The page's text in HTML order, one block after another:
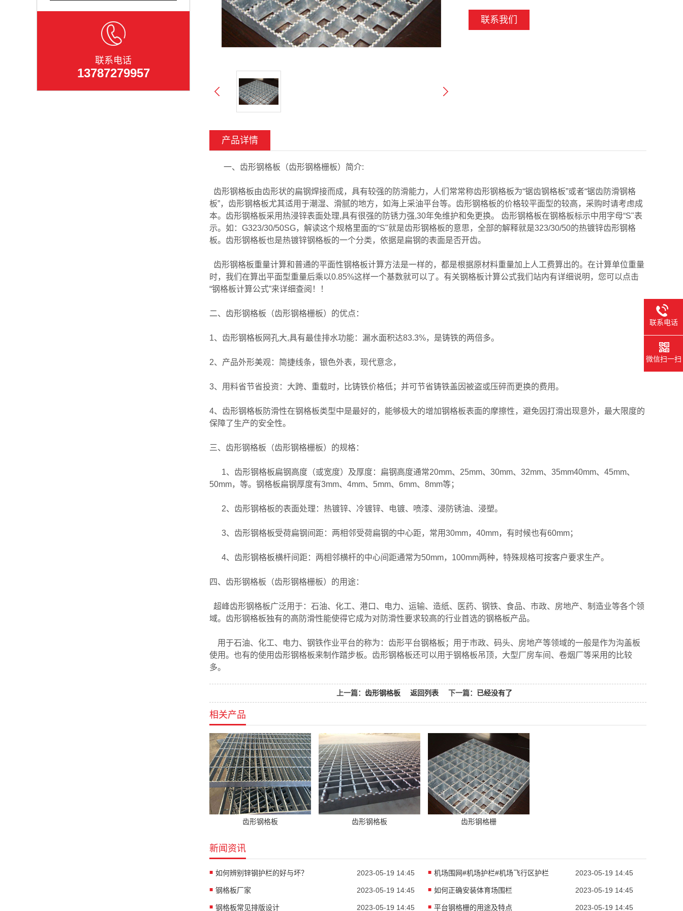
联系电话
13787279957
联系我们
产品详情
一、齿形钢格板（齿形钢格栅板）简介:
齿形钢格板由齿形状的扁钢焊接而成，具有较强的防滑能力，人们常常称齿形钢格板为“锯齿钢格板”或者“锯齿防滑钢格
板”，齿形钢格板尤其适用于潮湿、滑腻的地方，如海上采油平台等。齿形钢格板的价格较平面型的较高，采购时请考虑成
本。齿形钢格板采用热浸锌表面处理,具有很强的防锈力强,30年免维护和免更换。 齿形钢格板在钢格板标示中用字母“S"表
示。如：G323/30/50SG，解读这个规格里面的“S"就是齿形钢格板的意思，全部的解释就是323/30/50的热镀锌齿形钢格
板。齿形钢格板也是热镀锌钢格板的一个分类，依据是扁钢的表面是否开齿。
齿形钢格板重量计算和普通的平面性钢格板计算方法是一样的，都是根据原材料重量加上人工费算出的。在计算单位重量
时，我们在算出平面型重量后乘以0.85%这样一个基数就可以了。有关钢格板计算公式我们站内有详细说明，您可以点击
“钢格板计算公式”来详细查阅！！
二、齿形钢格板（齿形钢格栅板）的优点：
1、齿形钢格板网孔大,具有最佳排水功能：漏水面积达83.3%，是铸铁的两倍多。
2、产品外形美观：简捷线条，银色外表，现代意念，
3、用料省节省投资：大跨、重载时，比铸铁价格低；并可节省铸铁盖因被盗或压碎而更换的费用。
4、齿形钢格板防滑性在钢格板类型中是最好的，能够极大的增加钢格板表面的摩擦性，避免因打滑出现意外，最大限度的
保障了生产的安全性。
三、齿形钢格板（齿形钢格栅板）的规格：
1、齿形钢格板扁钢高度（或宽度）及厚度：扁钢高度通常20mm、25mm、30mm、32mm、35mm40mm、45mm、
50mm，等。钢格板扁钢厚度有3mm、4mm、5mm、6mm、8mm等；
2、齿形钢格板的表面处理：热镀锌、冷镀锌、电镀、喷漆、浸防锈油、浸塑。
3、齿形钢格板受荷扁钢间距：两相邻受荷扁钢的中心距，常用30mm，40mm，有时候也有60mm；
4、齿形钢格板横杆间距：两相邻横杆的中心间距通常为50mm，100mm两种，特殊规格可按客户要求生产。
四、齿形钢格板（齿形钢格栅板）的用途：
超峰齿形钢格板广泛用于：石油、化工、港口、电力、运输、造纸、医药、钢铁、食品、市政、房地产、制造业等各个领
域。齿形钢格板独有的高防滑性能使得它成为对防滑性要求较高的行业首选的钢格板产品。
用于石油、化工、电力、钢铁作业平台的称为：齿形平台钢格板；用于市政、码头、房地产等领域的一般是作为沟盖板
使用。也有的使用齿形钢格板来制作踏步板。齿形钢格板还可以用于钢格板吊顶，大型厂房车间、卷烟厂等采用的比较
多。
上一篇： 齿形钢格板 返回列表 下一篇： 已经没有了
相关产品
齿形钢格板 齿形钢格板 齿形钢格栅
新闻资讯
如何辨别锌钢护栏的好与坏？ 2023-05-19 14:45 机场围网#机场护栏#机场飞行区护栏 2023-05-19 14:45
钢格板厂家 2023-05-19 14:45 如何正确安装体育场围栏 2023-05-19 14:45
钢格板常见排版设计 2023-05-19 14:45 平台钢格栅的用途及特点 2023-05-19 14:45
联系电话
微信扫一扫